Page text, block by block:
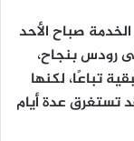
صباح الأحد
رودسبنجاح،
تباعًا، لكنها
تستغرق عدة أيام